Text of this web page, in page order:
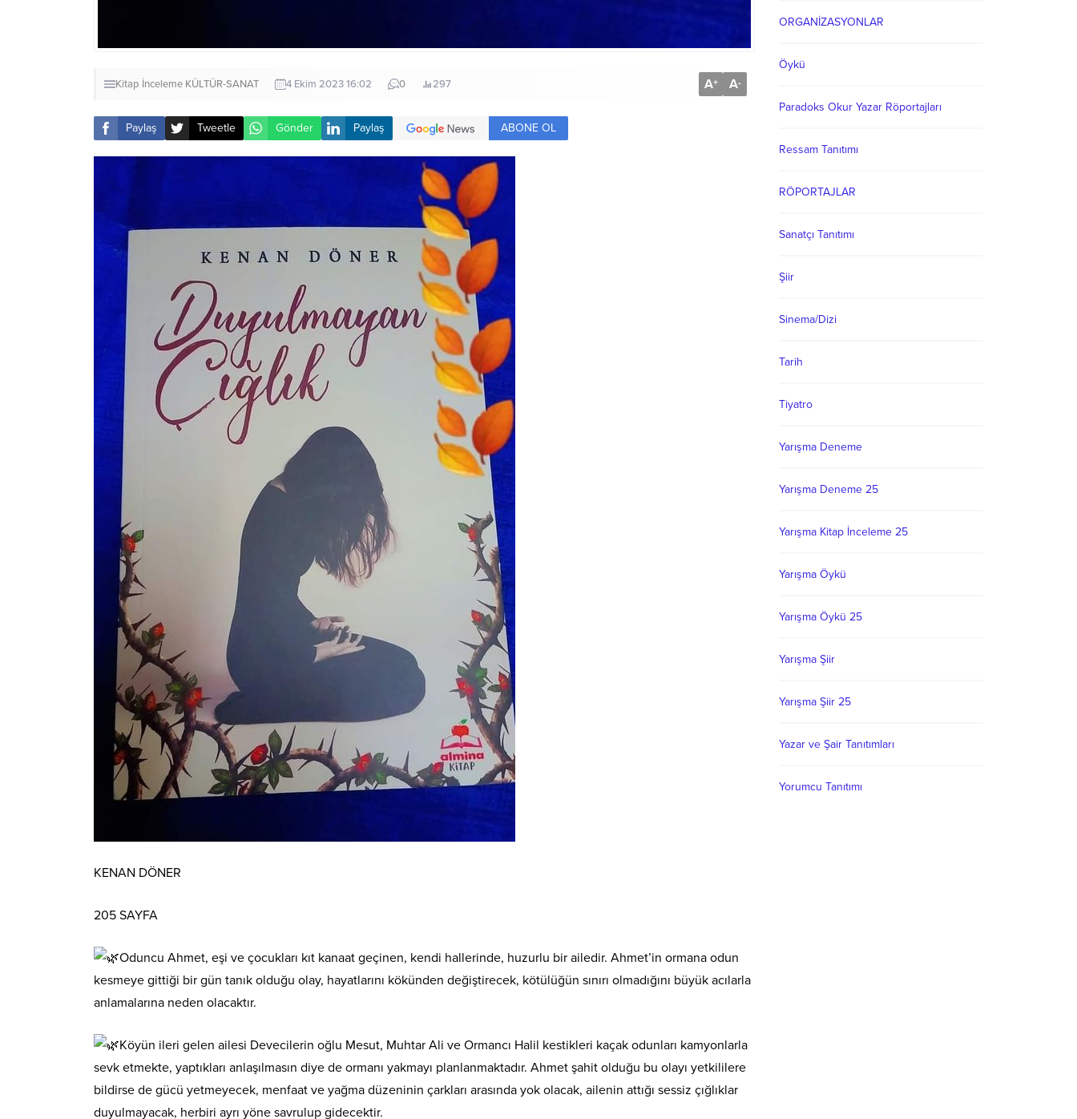
Kitap İnceleme KÜLTÜR-SANAT 4 Ekim 2023 16:02 0 297 A+ A-
Paylaş Tweetle Gönder Paylaş ABONE OL
KENAN DÖNER
205 SAYFA
Oduncu Ahmet, eşi ve çocukları kıt kanaat geçinen, kendi hallerinde, huzurlu bir ailedir. Ahmet’in ormana odun
kesmeye gittiği bir gün tanık olduğu olay, hayatlarını kökünden değiştirecek, kötülüğün sınırı olmadığını büyük acılarla
anlamalarına neden olacaktır.
Köyün ileri gelen ailesi Devecilerin oğlu Mesut, Muhtar Ali ve Ormancı Halil kestikleri kaçak odunları kamyonlarla
sevk etmekte, yaptıkları anlaşılmasın diye de ormanı yakmayı planlanmaktadır. Ahmet şahit olduğu bu olayı yetkililere
bildirse de gücü yetmeyecek, menfaat ve yağma düzeninin çarkları arasında yok olacak, ailenin attığı sessiz çığlıklar
duyulmayacak, herbiri ayrı yöne savrulup gidecektir.
ORGANİZASYONLAR
Öykü
Paradoks Okur Yazar Röportajları
Ressam Tanıtımı
RÖPORTAJLAR
Sanatçı Tanıtımı
Şiir
Sinema/Dizi
Tarih
Tiyatro
Yarışma Deneme
Yarışma Deneme 25
Yarışma Kitap İnceleme 25
Yarışma Öykü
Yarışma Öykü 25
Yarışma Şiir
Yarışma Şiir 25
Yazar ve Şair Tanıtımları
Yorumcu Tanıtımı